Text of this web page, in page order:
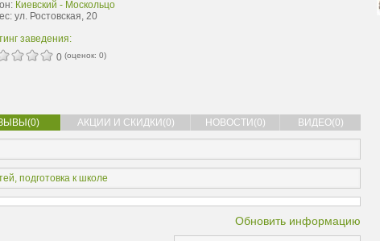
Киевский - Москольцо
ул. Ростовская, 20
заведения:
0 (оценок: 0)
АКЦИИ И СКИДКИ(0) НОВОСТИ(0) ВИДЕО(0)
подготовка к школе
Обновить информацию